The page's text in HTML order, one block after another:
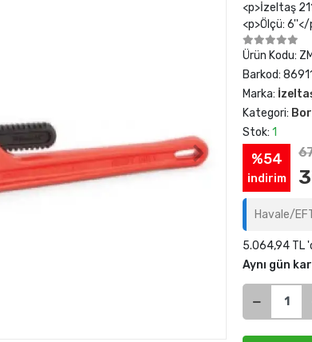
<p>İzeltaş
<p>Ölçü: 6''</
Ürün Kodu:
Barkod:
Marka:
Kategori:
Stok: 1
%54
indirim
Havale/
5.064,94 TL
Aynı gün